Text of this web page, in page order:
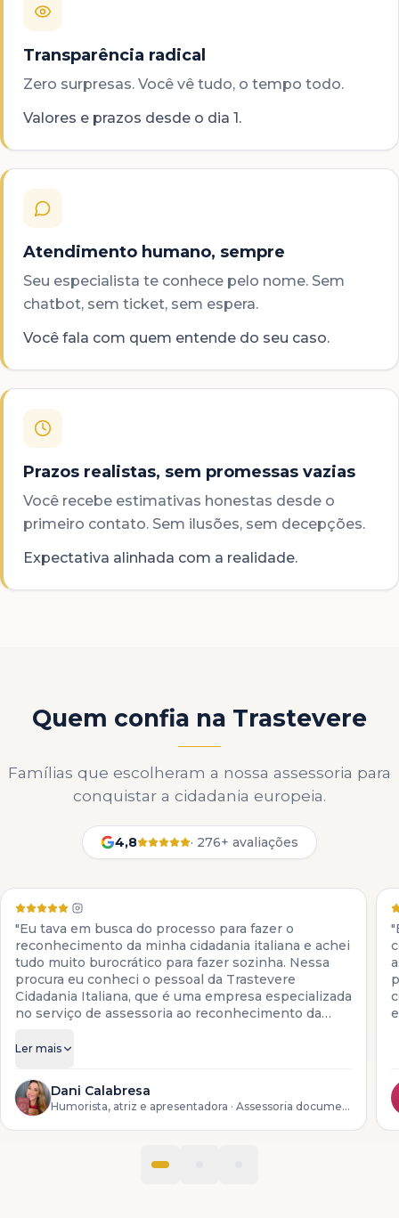
Transparência radical
Zero surpresas. Você vê tudo, o tempo todo.
Valores e prazos desde o dia 1.
Atendimento humano, sempre
Seu especialista te conhece pelo nome. Sem
chatbot, sem ticket, sem espera.
Você fala com quem entende do seu caso.
Prazos realistas, sem promessas vazias
Você recebe estimativas honestas desde o
primeiro contato. Sem ilusões, sem decepções.
Expectativa alinhada com a realidade.
Quem confia na Trastevere
Famílias que escolheram a nossa assessoria para
conquistar a cidadania europeia.
4,8 · 276+ avaliações
"Eu tava em busca do processo para fazer o
reconhecimento da minha cidadania italiana e achei
tudo muito burocrático para fazer sozinha. Nessa
procura eu conheci o pessoal da Trastevere
Cidadania Italiana, que é uma empresa especializada
no serviço de assessoria ao reconhecimento da
os serviços para descendentes de italianos, desde a
do processo lá na Itália."
Ler mais
Dani Calabresa
Humorista, atriz e apresentadora · Assessoria documental